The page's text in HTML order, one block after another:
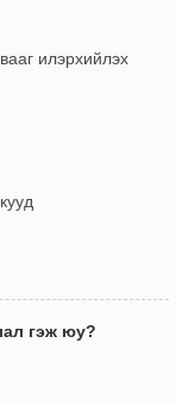
илэрхийлэх
гэж юу?